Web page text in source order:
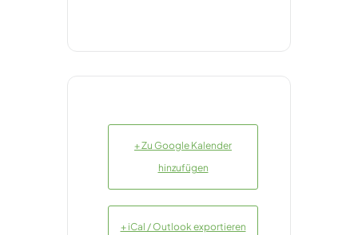
+ Zu Google Kalender
hinzufügen
+ iCal / Outlook exportieren